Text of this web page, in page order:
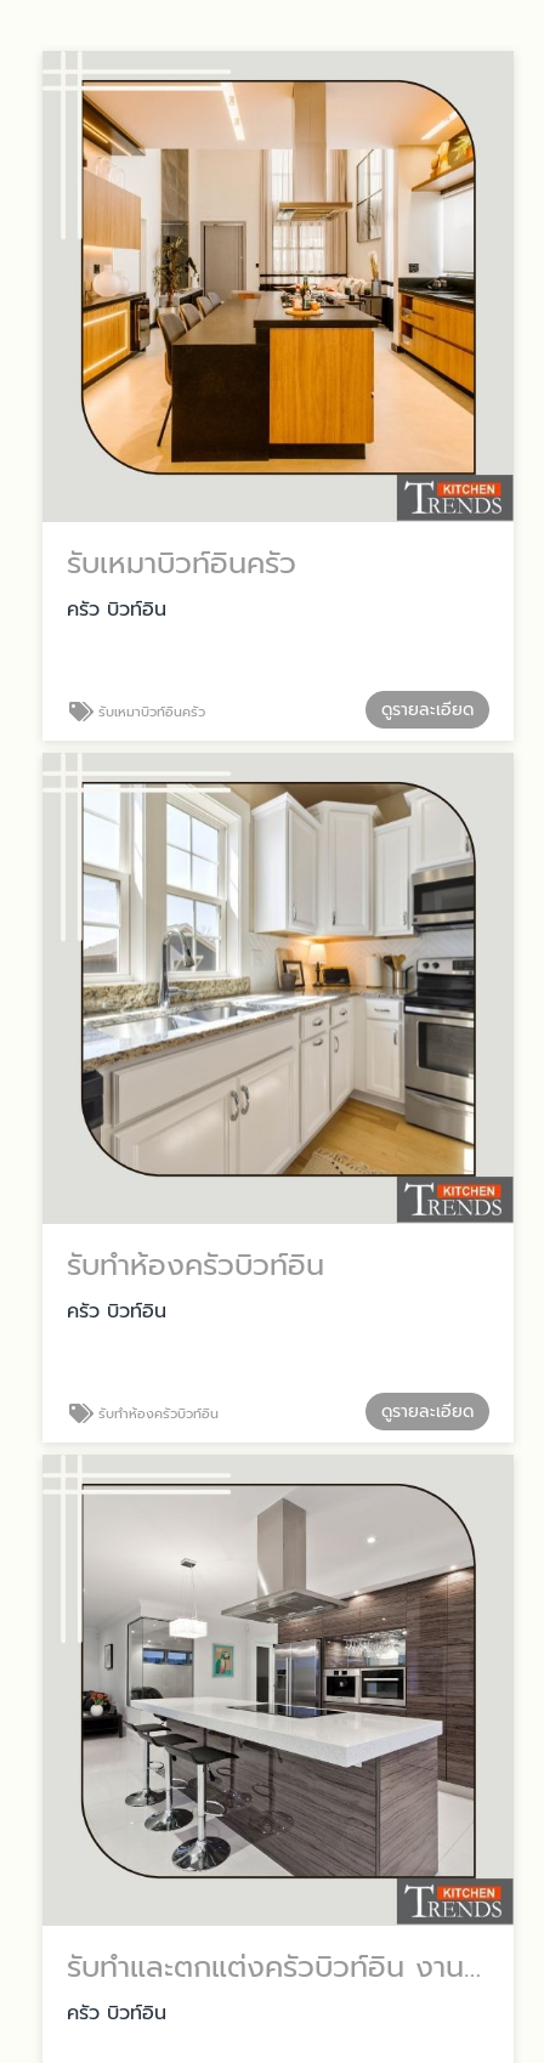
รับเหมาบิวท์อินครัว
ครัว บิวท์อิน
รับเหมาบิวท์อินครัว ดูรายละเอียด
รับทำห้องครัวบิวท์อิน
ครัว บิวท์อิน
รับทำห้องครัวบิวท์อิน ดูรายละเอียด
รับทำและตกแต่งครัวบิวท์อิน งานละเอียด
ครัว บิวท์อิน